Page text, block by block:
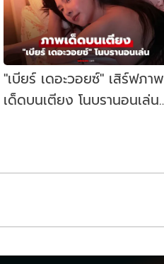
"เบียร์ เดอะวอยซ์" เสิร์ฟภาพ
เด็ดบนเตียง โนบรานอนเล่น